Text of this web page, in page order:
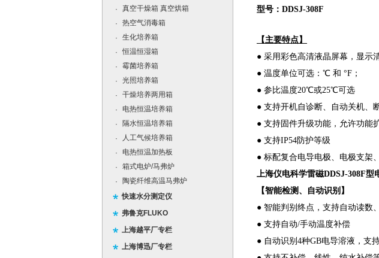
·
真空干燥箱 真空烘箱
·
热空气消毒箱
·
生化培养箱
·
恒温恒湿箱
·
霉菌培养箱
·
光照培养箱
·
干燥培养两用箱
·
电热恒温培养箱
·
隔水恒温培养箱
·
人工气候培养箱
·
电热恒温加热板
·
箱式电炉/马弗炉
·
陶瓷纤维高温马弗炉
快速水分测定仪
弗鲁克FLUKO
上海越平厂专栏
上海博迅厂专栏
型号：DDSJ-308F
【主要特点】
● 采用彩色高清液晶屏幕，显示
● 温度单位可选：℃ 和 °F；
● 参比温度20℃或25℃可选
● 支持开机自诊断、自动关机、
● 支持固件升级功能，允许功能
● 支持IP54防护等级
● 标配复合电导电极、电极支架
上海仪电科学雷磁DDSJ-308F型
【智能检测、自动识别】
● 智能判别终点，支持自动读数
● 支持自动/手动温度补偿
● 自动识别4种GB电导溶液，支